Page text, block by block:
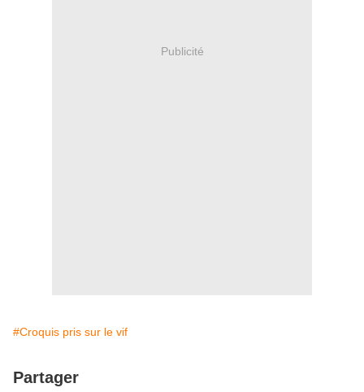
Publicité
#Croquis pris sur le vif
Partager